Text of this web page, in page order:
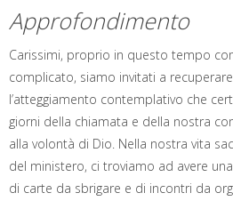
Approfondimento
Carissimi, proprio in questo tempo
complicato, siamo invitati a
l’atteggiamento contemplativo che
giorni della chiamata e della nostra
alla volontà di Dio. Nella nostra vita
del ministero, ci troviamo ad avere
di carte da sbrigare e di incontri da